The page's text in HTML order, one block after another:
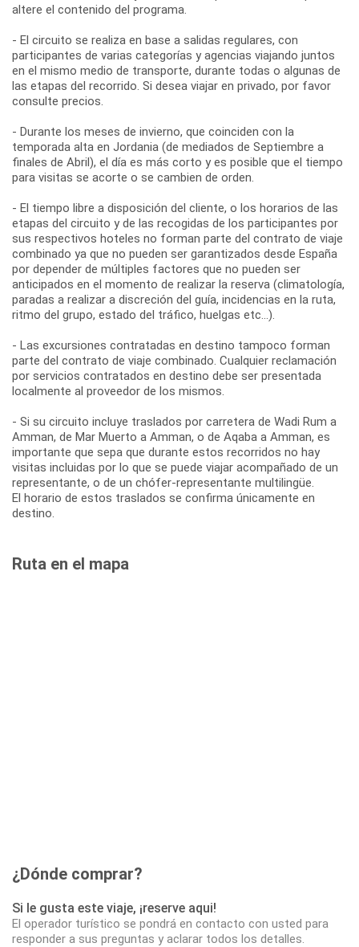
altere el contenido del programa.
- El circuito se realiza en base a salidas regulares, con
participantes de varias categorías y agencias viajando juntos
en el mismo medio de transporte, durante todas o algunas de
las etapas del recorrido. Si desea viajar en privado, por favor
consulte precios.
- Durante los meses de invierno, que coinciden con la
temporada alta en Jordania (de mediados de Septiembre a
finales de Abril), el día es más corto y es posible que el tiempo
para visitas se acorte o se cambien de orden.
- El tiempo libre a disposición del cliente, o los horarios de las
etapas del circuito y de las recogidas de los participantes por
sus respectivos hoteles no forman parte del contrato de viaje
combinado ya que no pueden ser garantizados desde España
por depender de múltiples factores que no pueden ser
anticipados en el momento de realizar la reserva (climatología,
paradas a realizar a discreción del guía, incidencias en la ruta,
ritmo del grupo, estado del tráfico, huelgas etc...).
- Las excursiones contratadas en destino tampoco forman
parte del contrato de viaje combinado. Cualquier reclamación
por servicios contratados en destino debe ser presentada
localmente al proveedor de los mismos.
- Si su circuito incluye traslados por carretera de Wadi Rum a
Amman, de Mar Muerto a Amman, o de Aqaba a Amman, es
importante que sepa que durante estos recorridos no hay
visitas incluidas por lo que se puede viajar acompañado de un
representante, o de un chófer-representante multilingüe.
El horario de estos traslados se confirma únicamente en
destino.
Ruta en el mapa
¿Dónde comprar?
Si le gusta este viaje, ¡reserve aqui!
El operador turístico se pondrá en contacto con usted para
responder a sus preguntas y aclarar todos los detalles.